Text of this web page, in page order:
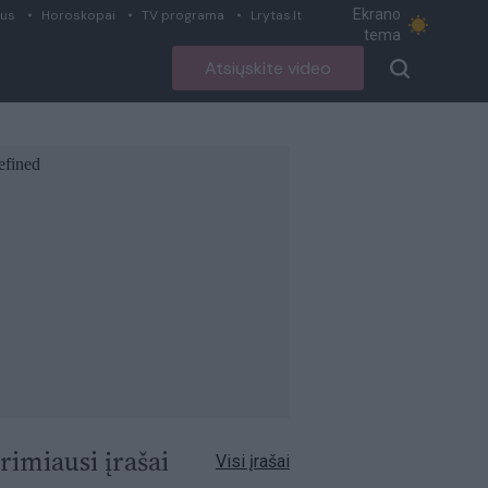
Horoskopai TV programa Lrytas.lt
Ekrano
tema
Atsiųskite video
įrašai Visi įrašai